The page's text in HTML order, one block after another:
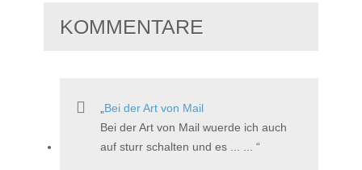
KOMMENTARE
Bei der Art von Mail
Bei der Art von Mail wuerde ich auch
auf sturr schalten und es ... ...